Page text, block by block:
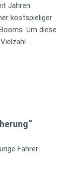
Jahren
kostspieliger
Um diese
…
Fahrer